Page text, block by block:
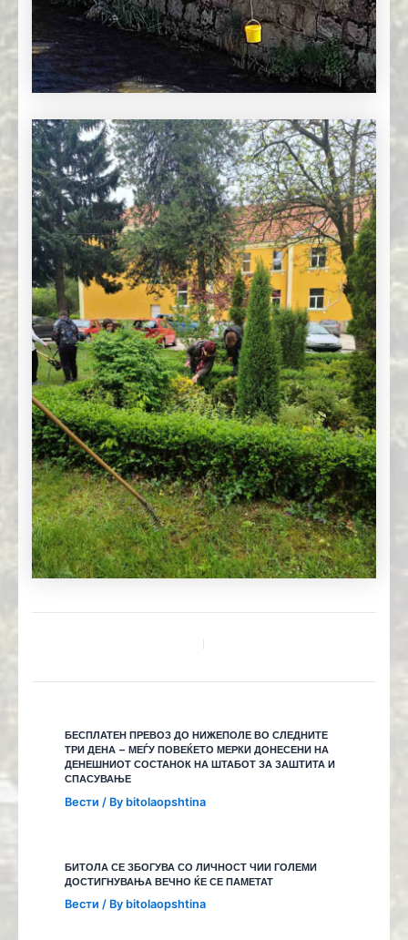
БЕСПЛАТЕН ПРЕВОЗ ДО НИЖЕПОЛЕ ВО СЛЕДНИТЕ
ТРИ ДЕНА – МЕЃУ ПОВЕЌЕТО МЕРКИ ДОНЕСЕНИ НА
ДЕНЕШНИОТ СОСТАНОК НА ШТАБОТ ЗА ЗАШТИТА И
СПАСУВАЊЕ
Вести / By bitolaopshtina
БИТОЛА СЕ ЗБОГУВА СО ЛИЧНОСТ ЧИИ ГОЛЕМИ
ДОСТИГНУВАЊА ВЕЧНО ЌЕ СЕ ПАМЕТАТ
Вести / By bitolaopshtina